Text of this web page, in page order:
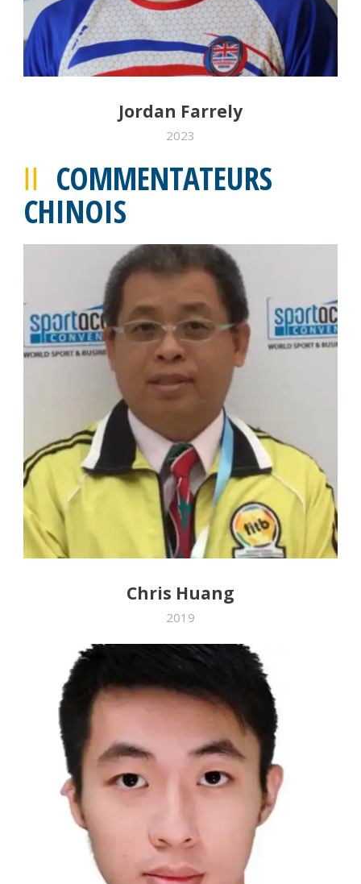
Jordan Farrely
2023
COMMENTATEURS
CHINOIS
Chris Huang
2019